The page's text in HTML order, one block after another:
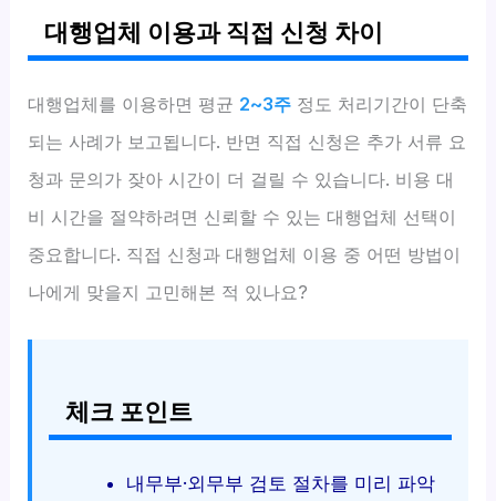
대행업체 이용과 직접 신청 차이
대행업체를 이용하면 평균 2~3주 정도 처리기간이 단축
되는 사례가 보고됩니다. 반면 직접 신청은 추가 서류 요
청과 문의가 잦아 시간이 더 걸릴 수 있습니다. 비용 대
비 시간을 절약하려면 신뢰할 수 있는 대행업체 선택이
중요합니다. 직접 신청과 대행업체 이용 중 어떤 방법이
나에게 맞을지 고민해본 적 있나요?
체크 포인트
내무부·외무부 검토 절차를 미리 파악